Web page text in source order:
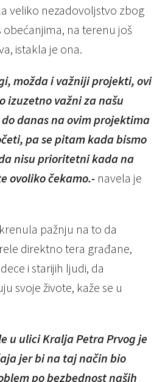
veliko nezadovoljstvo zbog
na terenu još
istakla je ona.
možda i važniji projekti, ovi
izuzetno važni za našu
danas na ovim projektima
pa se pitam kada bismo
nisu prioritetni kada na
ovoliko čekamo.- navela je
pažnju na to da
direktno tera građane,
i starijih ljudi, da
svoje živote, kaže se u
u ulici Kralja Petra Prvog je
jer bi na taj način bio
po bezbednost naših